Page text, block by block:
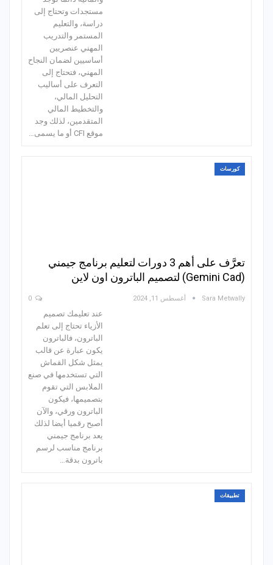
مستجدات وتحتاج إلى
دراسة، والتعليم
المستمر والتدريب
المهني عنصريين
أساسيين لضمان النجاح
المهني، فتحتاج إلى
التعرف على أساليب
التحليل المالي،
والتخطيط المالي
المتقدمين، لذلك وجد
موقع CFI أو ما يسمى…
كورسات
تعرَّف على أهم 3 دورات لتعليم برنامج جيمني
(Gemini Cad) لتصميم الباترون اون لاين
Sara Metwally أغسطس 11, 2024
عند تعليمك تصميم
الأزياء تحتاج إلى تعلم
الباترون، فالباترون
يكون عبارة عن قالب
يمثل شكل القماش
التي تستخدمها في صنع
الملابس التي تقوم
بتصميمها، فيكون
الباترون ورقي، والآن
أصبح رقميا أيضا لذلك
يعد برنامج جيمني
برنامج مناسب لرسم
باترون بدقة…
تطبيقات